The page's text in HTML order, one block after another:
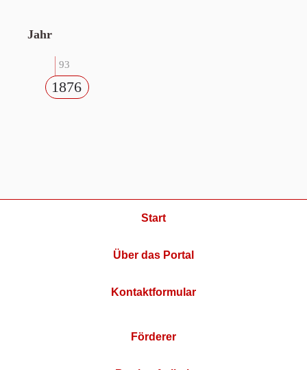
Jahr
93
1876
Start
Über das Portal
Kontaktformular
Förderer